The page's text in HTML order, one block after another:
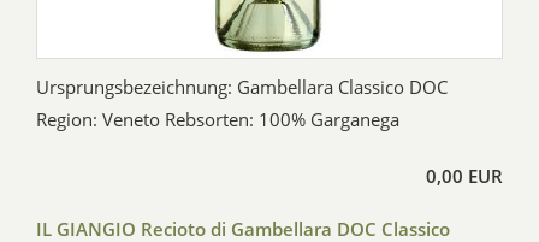
Ursprungsbezeichnung: Gambellara Classico DOC
Region: Veneto Rebsorten: 100% Garganega
0,00 EUR
IL GIANGIO Recioto di Gambellara DOC Classico